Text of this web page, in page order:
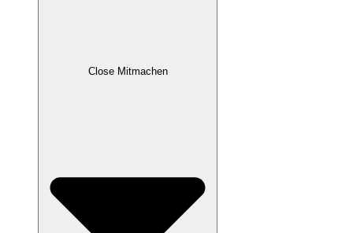
Close Mitmachen